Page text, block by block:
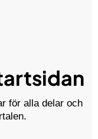
för alla delar och